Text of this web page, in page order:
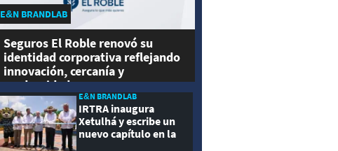
E&N BRANDLAB
Seguros El Roble renovó su
identidad corporativa reflejando
innovación, cercanía y
modernidad
E&N BRANDLAB
IRTRA inaugura
Xetulhá y escribe un
nuevo capítulo en la